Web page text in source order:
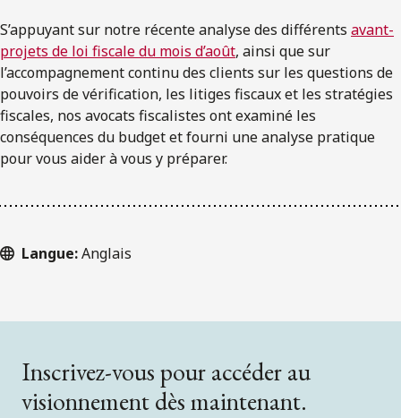
S’appuyant sur notre récente analyse des différents avant-
projets de loi fiscale du mois d’août, ainsi que sur
l’accompagnement continu des clients sur les questions de
pouvoirs de vérification, les litiges fiscaux et les stratégies
fiscales, nos avocats fiscalistes ont examiné les
conséquences du budget et fourni une analyse pratique
pour vous aider à vous y préparer.
Langue:Anglais
Inscrivez-vous pour accéder au
visionnement dès maintenant.